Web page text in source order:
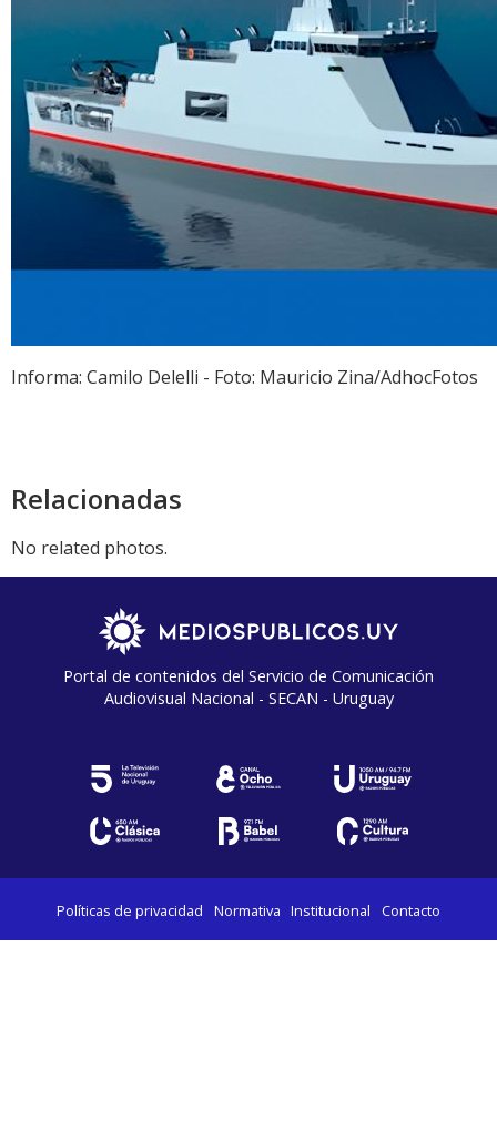
Informa: Camilo Delelli - Foto: Mauricio Zina/AdhocFotos
Relacionadas
No related photos.
Portal de contenidos del Servicio de Comunicación
Audiovisual Nacional - SECAN - Uruguay
Políticas de privacidad Normativa Institucional Contacto